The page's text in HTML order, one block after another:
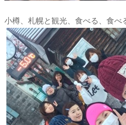
小樽、札幌と観光、食べる、食